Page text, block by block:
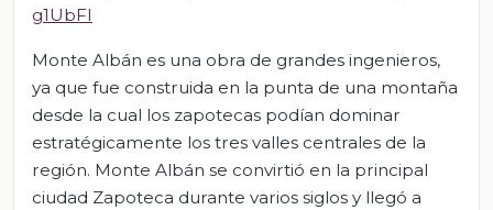
g1UbFI
Monte Albán es una obra de grandes ingenieros,
ya que fue construida en la punta de una montaña
desde la cual los zapotecas podían dominar
estratégicamente los tres valles centrales de la
región. Monte Albán se convirtió en la principal
ciudad Zapoteca durante varios siglos y llegó a